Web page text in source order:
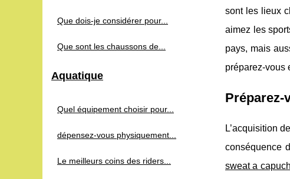
sont les lieux
aimez les
pays, mais
préparez-vous
Préparez-
L’acquisition
conséquence
sweat a
Que dois-je considérer pour...
Que sont les chaussons de...
Aquatique
Quel équipement choisir pour...
dépensez-vous physiquement...
Le meilleurs coins des riders...